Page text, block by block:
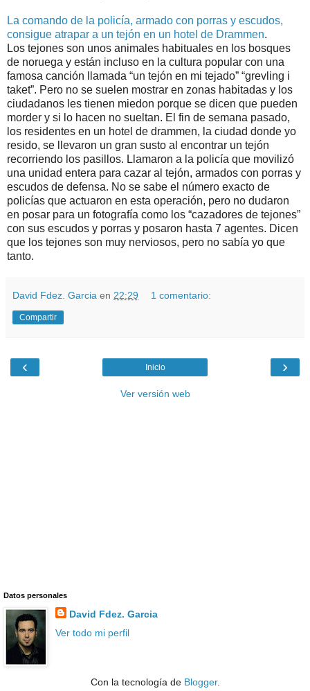
La comando de la policía, armado con porras y escudos,
consigue atrapar a un tejón en un hotel de Drammen.
Los tejones son unos animales habituales en los bosques
de noruega y están incluso en la cultura popular con una
famosa canción llamada “un tejón en mi tejado” “grevling i
taket”. Pero no se suelen mostrar en zonas habitadas y los
ciudadanos les tienen miedon porque se dicen que pueden
morder y si lo hacen no sueltan. El fin de semana pasado,
los residentes en un hotel de drammen, la ciudad donde yo
resido, se llevaron un gran susto al encontrar un tejón
recorriendo los pasillos. Llamaron a la policía que movilizó
una unidad entera para cazar al tejón, armados con porras y
escudos de defensa. No se sabe el número exacto de
policías que actuaron en esta operación, pero no dudaron
en posar para un fotografía como los “cazadores de tejones”
con sus escudos y porras y posaron hasta 7 agentes. Dicen
que los tejones son muy nerviosos, pero no sabía yo que
tanto.
David Fdez. Garcia en 22:29 1 comentario:
Compartir
‹ ›
Inicio
Ver versión web
Datos personales
David Fdez. Garcia
Ver todo mi perfil
Con la tecnología de Blogger.